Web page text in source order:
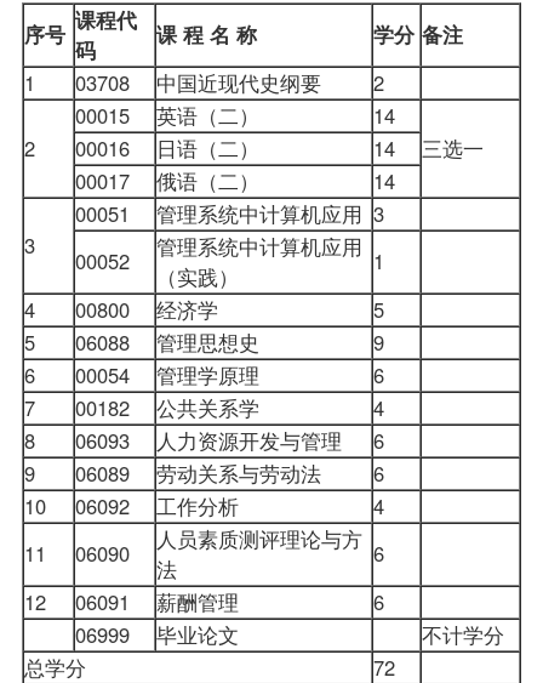
序号 课程代
码
课 程 名 称 学分 备注
1
03708 中国近现代史纲要 2
2
00015 英语（二）
14
三选一
00016 日语（二）
14
00017
俄语（二） 14
3
00051 管理系统中计算机应用 3
00052
管理系统中计算机应用
（实践）
1
4
00800 经济学
5
5
06088 管理思想史
9
6
00054 管理学原理
6
7
00182 公共关系学
4
8
06093 人力资源开发与管理
6
9
06089 劳动关系与劳动法
6
10
06092 工作分析
4
11
06090
人员素质测评理论与方
法
6
12
06091 薪酬管理
6
06999
毕业论文
不计学分
总学分
72